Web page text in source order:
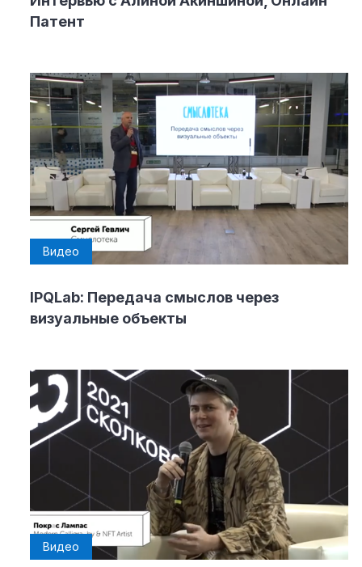
Патент
Видео
IPQLab: Передача смыслов через
визуальные объекты
Видео